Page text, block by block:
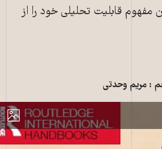
مفهوم قابلیت تحلیلی خود را از
: مریم وحدتی